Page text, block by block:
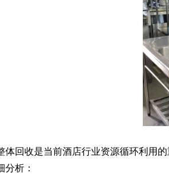
体回收是当前酒店行业资源循环利用
分析：